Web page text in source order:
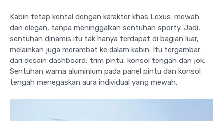
Kabin tetap kental dengan karakter khas Lexus: mewah
dan elegan, tanpa meninggalkan sentuhan sporty. Jadi,
sentuhan dinamis itu tak hanya terdapat di bagian luar,
melainkan juga merambat ke dalam kabin. Itu tergambar
dari desain dashboard, trim pintu, konsol tengah dan jok.
Sentuhan warna aluminium pada panel pintu dan konsol
tengah menegaskan aura individual yang mewah.